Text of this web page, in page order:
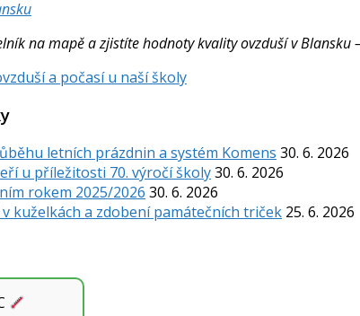
na mapě a zjistíte hodnoty kvality ovzduší v Blansku
a počasí u naší školy
letních prázdnin a systém Komens 30. 6. 2026
u příležitosti 70. výročí školy30. 6. 2026
rokem 2025/2026 30. 6. 2026
v kuželkách a zdobení památečních triček 25. 6. 2026